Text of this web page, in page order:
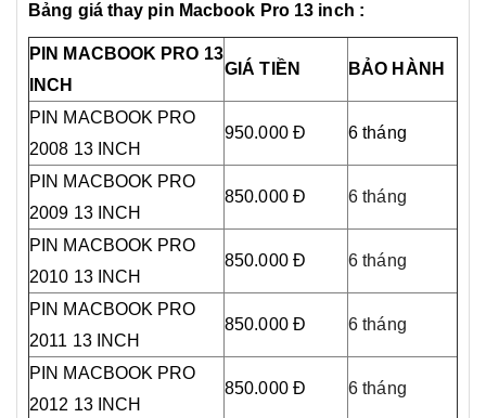
Bảng giá thay pin Macbook Pro 13 inch :
PIN MACBOOK PRO 13
INCH
GIÁ TIỀN BẢO HÀNH
PIN MACBOOK PRO
2008 13 INCH
950.000 Đ 6 tháng
PIN MACBOOK PRO
2009 13 INCH
850.000 Đ 6 tháng
PIN MACBOOK PRO
2010 13 INCH
850.000 Đ 6 tháng
PIN MACBOOK PRO
2011 13 INCH
850.000 Đ 6 tháng
PIN MACBOOK PRO
2012 13 INCH
850.000 Đ 6 tháng